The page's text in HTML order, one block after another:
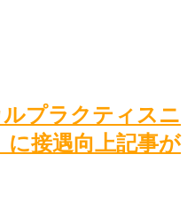
プラクティスニ
に接遇向上記事が